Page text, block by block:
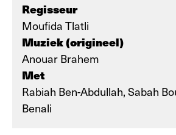
Regisseur
Moufida Tlatli
Muziek (origineel)
Anouar Brahem
Met
Rabiah Ben-Abdullah, Sabah
Benali